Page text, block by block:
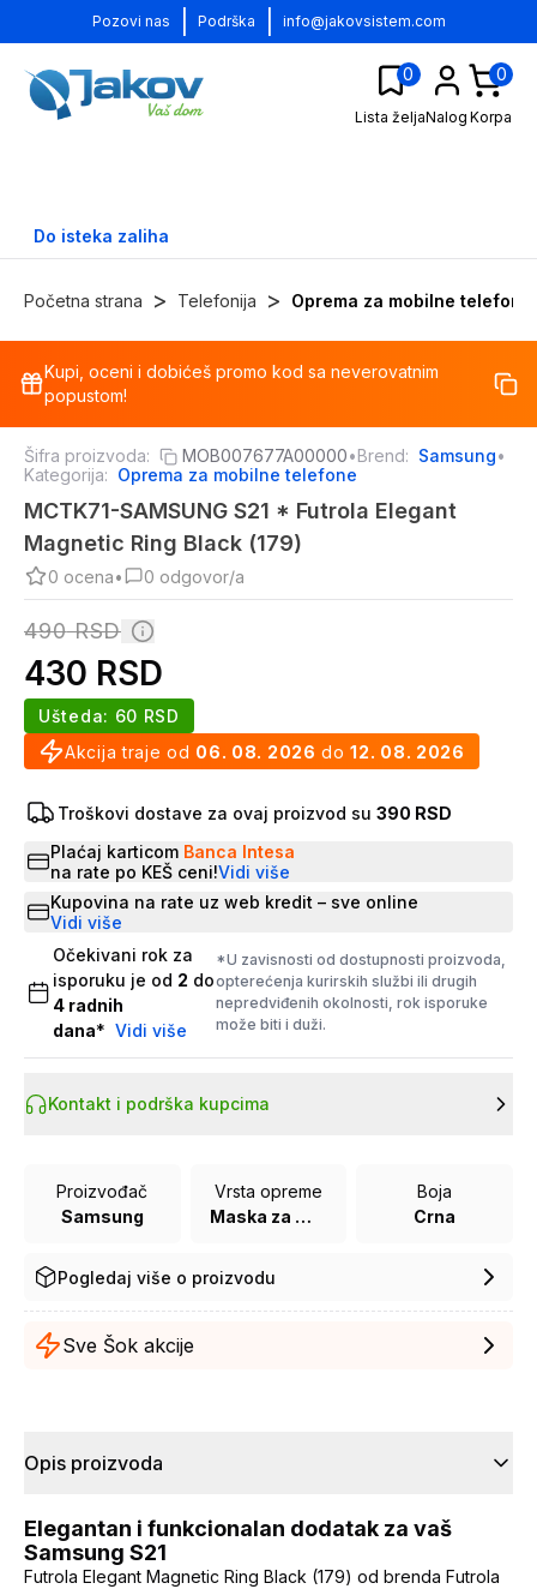
Pozovi nas Podrška info@jakovsistem.com
0
Lista željaNalog
0
Korpa
Do isteka zaliha
Početna strana > Telefonija > Oprema za mobilne telefone
%
Kupi, oceni i dobićeš promo kod sa neverovatnim
popustom!
Šifra proizvoda: MOB007677A00000•Brend: Samsung•
Kategorija: Oprema za mobilne telefone
MCTK71-SAMSUNG S21 * Futrola Elegant
Magnetic Ring Black (179)
0 ocena• 0 odgovor/a
490RSD
430 RSD
Akcija traje od 06. 08. 2026 do 12. 08. 2026
Ušteda: 60 RSD
Troškovi dostave za ovaj proizvod su 390 RSD
Plaćaj karticom Banca Intesa
na rate po KEŠ ceni!Vidi više
Kupovina na rate uz web kredit – sve online
Vidi više
Očekivani rok za
isporuku je od 2 do
4 radnih
dana* Vidi više
*U zavisnosti od dostupnosti proizvoda,
opterećenja kurirskih službi ili drugih
nepredviđenih okolnosti, rok isporuke
može biti i duži.
Kontakt i podrška kupcima
Proizvođač
Samsung
Vrsta opreme
Maska za mobilni telefon
Boja
Crna
Pogledaj više o proizvodu
Sve Šok akcije
Opis proizvoda
Elegantan i funkcionalan dodatak za vaš
Samsung S21
Futrola Elegant Magnetic Ring Black (179) od brenda Futrola